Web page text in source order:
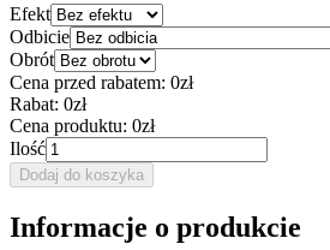
Efekt
Odbicie
Obrót
Cena przed rabatem: 0zł
Rabat: 0zł
Cena produktu: 0zł
Ilość
Dodaj do koszyka
Informacje o produkcie